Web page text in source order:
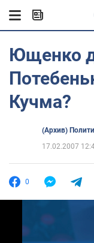
Ющенко
Кучма?
(Архив)
17.02.2007
0